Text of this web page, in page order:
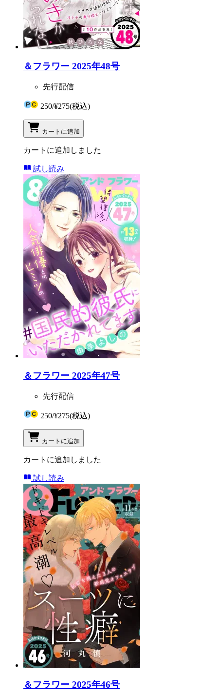
＆フラワー 2025年48号
先行配信
250/¥275(税込)
カートに追加
カートに追加しました
試し読み
＆フラワー 2025年47号
先行配信
250/¥275(税込)
カートに追加
カートに追加しました
試し読み
＆フラワー 2025年46号